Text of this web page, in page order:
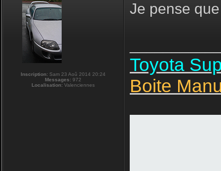
Inscription: Sam 23 Aoû 2014 20:24
Messages: 972
Localisation: Valenciennes
Je pense
Toyota
Boite